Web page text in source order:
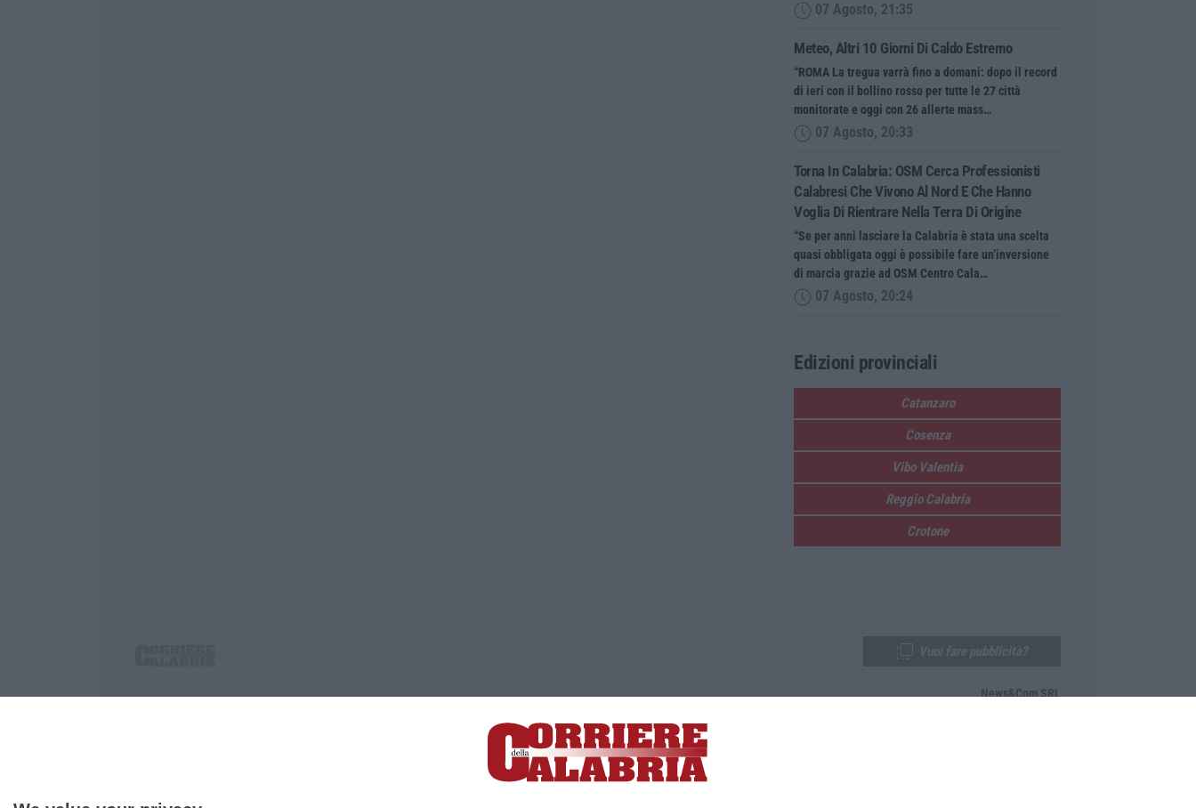
07 Agosto, 21:35
Meteo, Altri 10 Giorni Di Caldo Estremo
“ROMA La tregua varrà fino a domani: dopo il record
di ieri con il bollino rosso per tutte le 27 città
monitorate e oggi con 26 allerte mass…
07 Agosto, 20:33
Torna In Calabria: OSM Cerca Professionisti
Calabresi Che Vivono Al Nord E Che Hanno
Voglia Di Rientrare Nella Terra Di Origine
“Se per anni lasciare la Calabria è stata una scelta
quasi obbligata oggi è possibile fare un’inversione
di marcia grazie ad OSM Centro Cala…
07 Agosto, 20:24
Edizioni provinciali
Catanzaro
Cosenza
Vibo Valentia
Reggio Calabria
Crotone
P.IVA. 03199620794, Via del mare 6/G, S.Eufemia, Lamezia Terme (CZ)
Iscrizione tribunale di Lamezia Terme 5/2011 - Direttore responsabile Paola Militano |Privacy
News&Com SRL